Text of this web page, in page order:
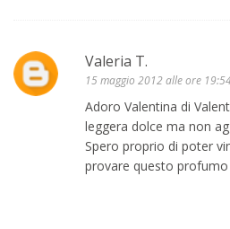
Valeria T.
15 maggio 2012 alle ore
Adoro Valentina di
leggera dolce ma non
Spero proprio di poter
provare questo